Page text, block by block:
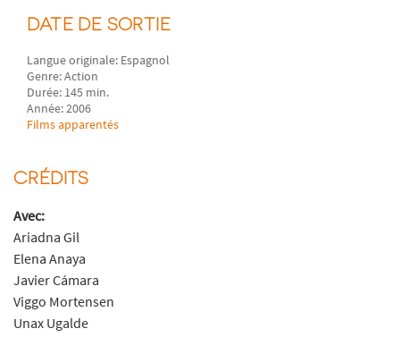
DATE DE SORTIE
Langue originale: Espagnol
Genre: Action
Durée: 145 min.
Année: 2006
Films apparentés
CRÉDITS
Avec:
Ariadna Gil
Elena Anaya
Javier Cámara
Viggo Mortensen
Unax Ugalde